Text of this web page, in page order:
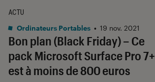
Bon plan (Black Friday) – Ce
pack Microsoft Surface Pro 7+
est à moins de 800 euros
ACTU
Ordinateurs Portables • 19 nov. 2021